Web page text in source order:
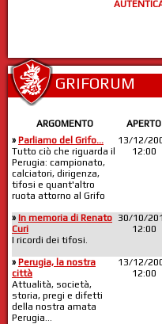
GRIFORUM
ARGOMENTO APERTO
» Parliamo del Grifo...
Tutto ciò che riguarda il
Perugia: campionato,
calciatori, dirigenza,
tifosi e quant'altro
ruota attorno al Grifo
13/12/
12:00
» In memoria di Renato
Curi
I ricordi dei tifosi.
30/10/
12:00
» Perugia, la nostra
città
Attualità, società,
storia, pregi e difetti
della nostra amata
Perugia...
13/12/
12:00